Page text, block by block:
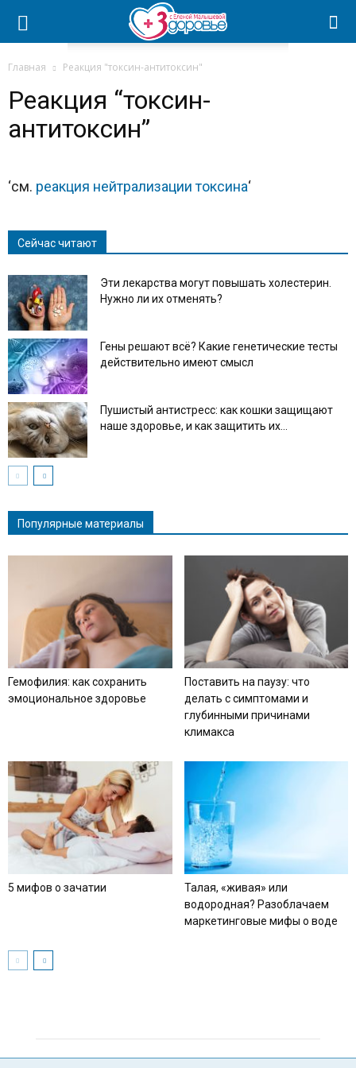
Главная Реакция "токсин-антитоксин"
Реакция “токсин-
антитоксин”
‘см. реакция нейтрализации токсина‘
Сейчас читают
Эти лекарства могут повышать холестерин.
Нужно ли их отменять?
Гены решают всё? Какие генетические тесты
действительно имеют смысл
Пушистый антистресс: как кошки защищают
наше здоровье, и как защитить их...
Популярные материалы
Гемофилия: как сохранить
эмоциональное здоровье
Поставить на паузу: что
делать с симптомами и
глубинными причинами
климакса
5 мифов о зачатии
Талая, «живая» или
водородная? Разоблачаем
маркетинговые мифы о воде